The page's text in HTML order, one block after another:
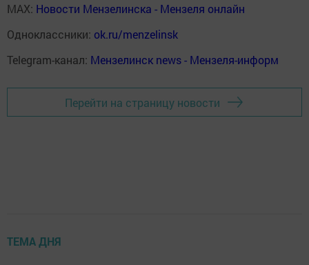
MAX: Новости Мензелинска - Мензеля онлайн
Одноклассники: ok.ru/menzelinsk
Telegram-канал: Мензелинск news - Мензеля-информ
Перейти на страницу новости
ТЕМА ДНЯ